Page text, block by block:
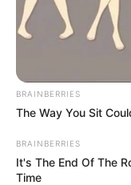
BRAINBERRIES
The Way You Sit
BRAINBERRIES
It's The End Of The
Time